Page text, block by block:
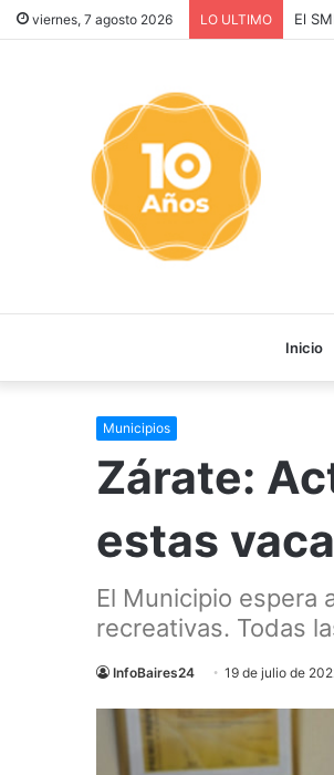
viernes, 7 agosto 2026 LO ULTIMO Los
Inicio
Municipios
Zárate:
estas
El Municipio espera
recreativas. Todas
InfoBaires24 19 de julio de